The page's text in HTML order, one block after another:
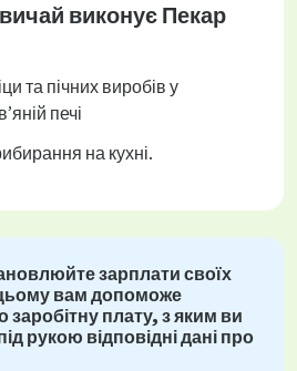
виконує Пекар
та пічних виробів у
печі
на кухні.
зарплати своїх
цьому вам допоможе
заробітну плату, з яким ви
рукою відповідні дані про